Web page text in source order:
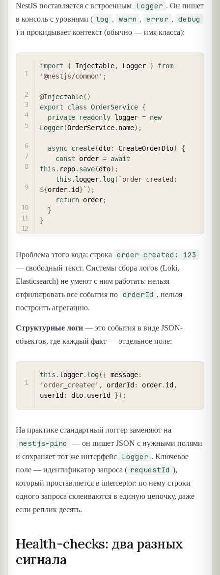
NestJS поставляется с встроенным Logger . Он пишет
в консоль с уровнями ( log , warn , error , debug
) и прокидывает контекст (обычно — имя класса):
import { Injectable, Logger }
from
'@nestjs/common' ;
@Injectable( )
export
class OrderService {
private
readonly logger = new
Logger(OrderService. name) ;
async create(dto: CreateOrderDto)
{
const order = await
this . repo. save(dto) ;
this . logger. log( `
${order. id} ` ) ;
return order;
}
}
Проблема этого кода: строка order created: 123
— свободный текст. Системы сбора логов (Loki,
Elasticsearch) не умеют с ним работать: нельзя
отфильтровать все события по orderId , нельзя
построить агрегацию.
Структурные логи — это события в виде JSON-
объектов, где каждый факт — отдельное поле:
this . logger. log({ message:
'order_created' , orderId : order. id ,
userId : dto. userId }) ;
На практике стандартный логгер заменяют на
nestjs-pino
— он пишет JSON с нужными полями
и сохраняет тот же интерфейс
Logger . Ключевое
поле — идентификатор запроса ( requestId ),
который проставляется в interceptor: по нему строки
одного запроса склеиваются в единую цепочку, даже
если реплик десять.
Health-checks: два разных
сигнала